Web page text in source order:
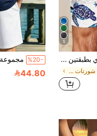
5
شورت شاطئ عادي بطبقتين مع طباعة السلحفاة للرجال ، هاواي
في حيوان شورتات الشاطئ الرجالية
%20-
44.80